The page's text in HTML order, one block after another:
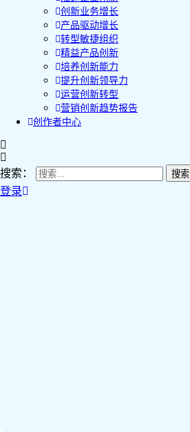
创新业务增长
产品驱动增长
转型敏捷组织
精益产品创新
培养创新能力
提升创新领导力
运营创新转型
营销创新趋势报告
创作者中心
搜索：
登录